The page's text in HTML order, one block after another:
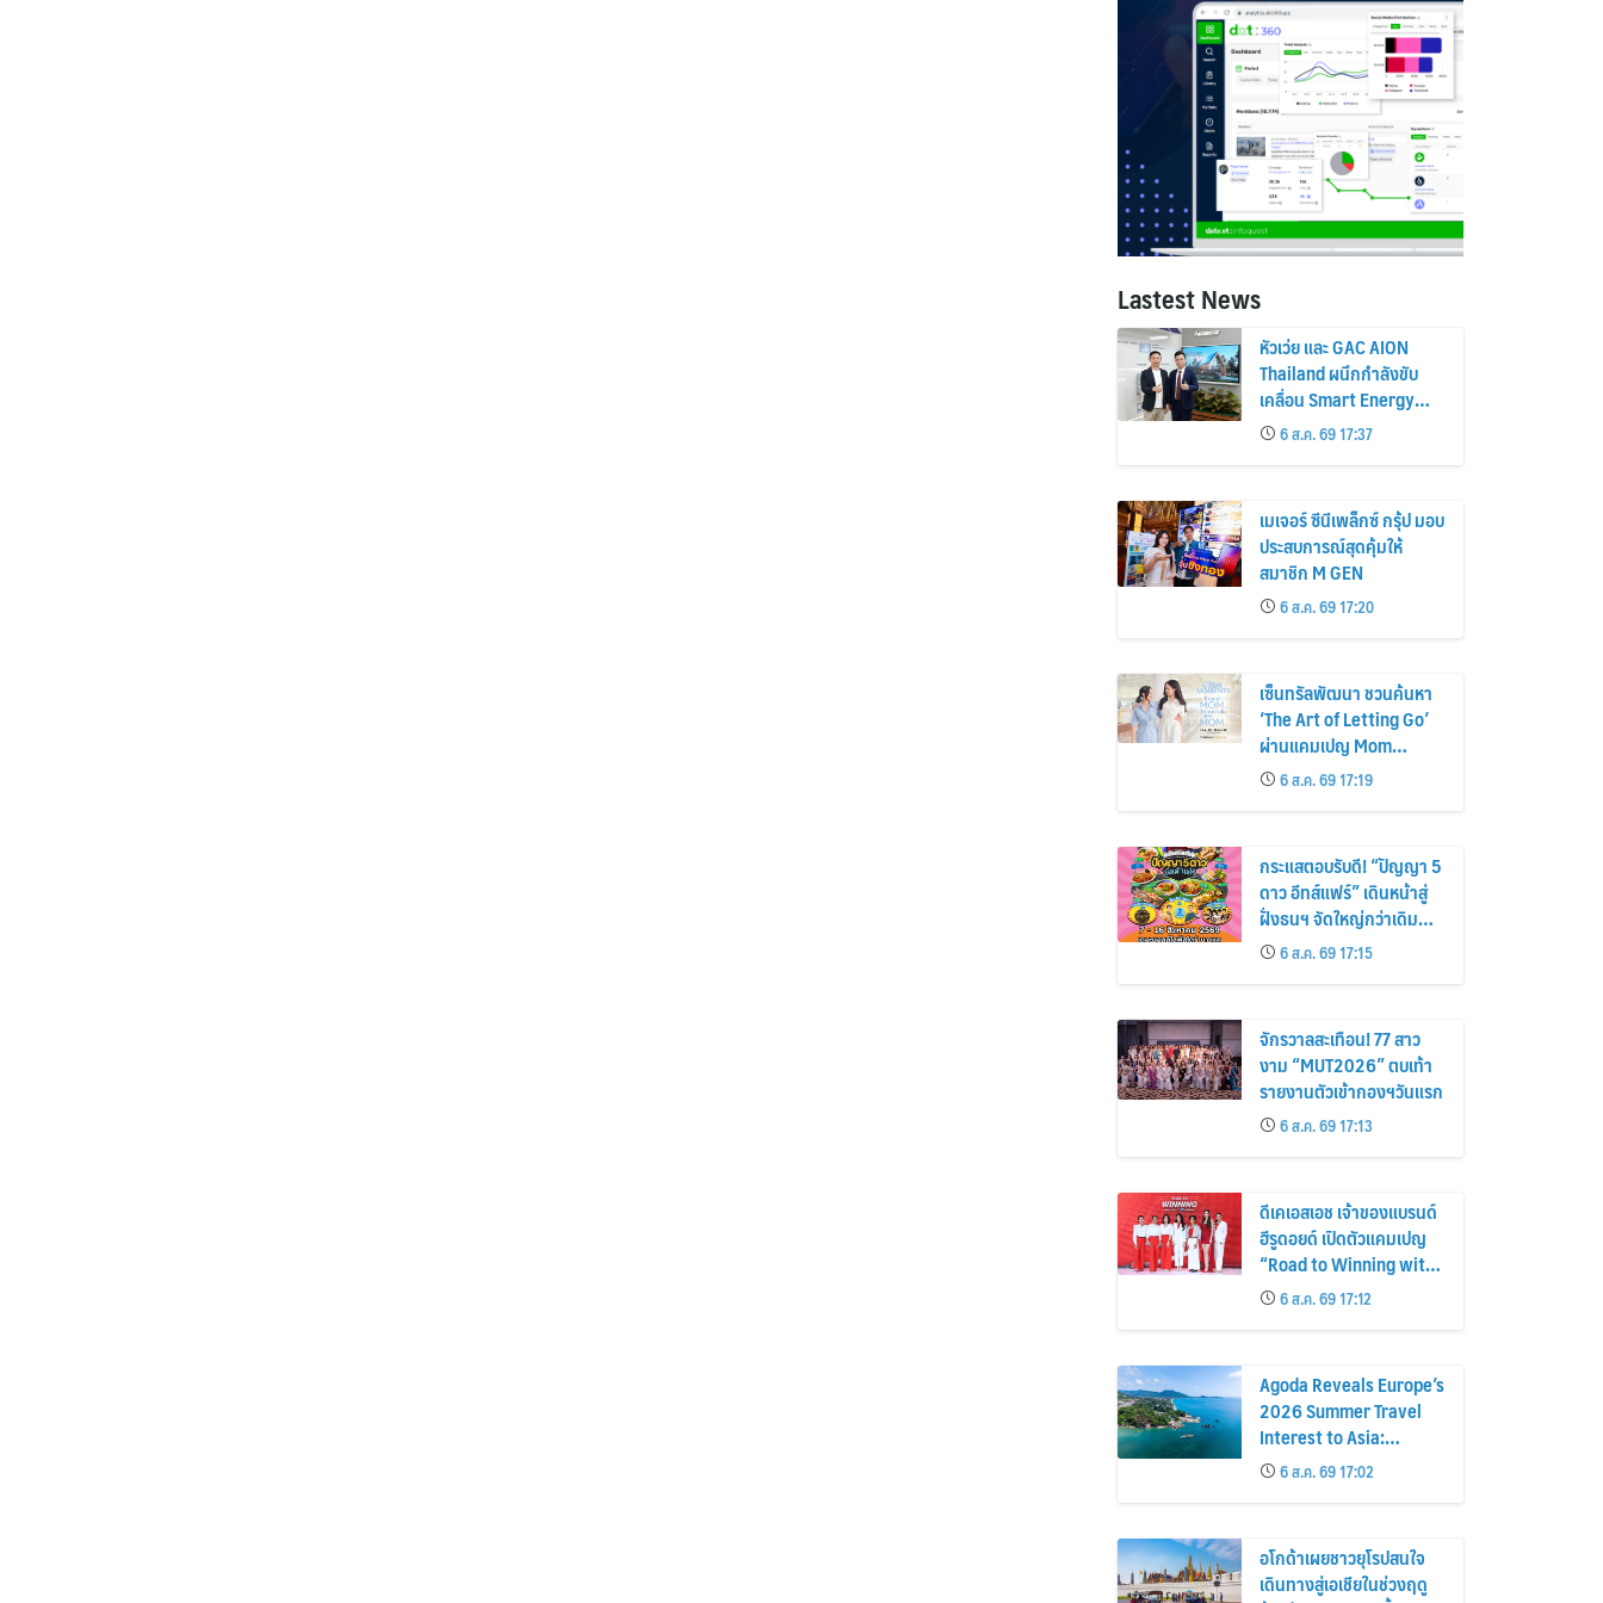
Lastest News
หัวเว่ย และ GAC AION
Thailand ผนึกกำลังขับ
เคลื่อน Smart Energy
Ecosystem เชื่อม GAC
GN8 PHEV รถยนต์ MPV
ระดับพรีเมียม เข้ากับ
พลังงานแสงอาทิตย์ภายใน
บ้าน
6 ส.ค. 69 17:37
เมเจอร์ ซีนีเพล็กซ์ กรุ้ป มอบ
ประสบการณ์สุดคุ้มให้
สมาชิก M GEN
6 ส.ค. 69 17:20
เซ็นทรัลพัฒนา ชวนค้นหา
‘The Art of Letting Go’
ผ่านแคมเปญ Mom
Moments: Proud Mom.
Proud of My Mom.
6 ส.ค. 69 17:19
กระแสตอบรับดี! “ปัญญา 5
ดาว อีทส์แฟร์” เดินหน้าสู่
ฝั่งธนฯ จัดใหญ่กว่าเดิม
ร้านเด็ดเพิ่ม อิ่มฟิน 10 วัน
เต็ม!
6 ส.ค. 69 17:15
จักรวาลสะเทือน! 77 สาว
งาม “MUT2026” ตบเท้า
รายงานตัวเข้ากองฯวันแรก
6 ส.ค. 69 17:13
ดีเคเอสเอช เจ้าของแบรนด์
ฮีรูดอยด์ เปิดตัวแคมเปญ
“Road to Winning with
the MPS Science”
6 ส.ค. 69 17:12
Agoda Reveals Europe’s
2026 Summer Travel
Interest to Asia:
Bangkok, Koh Samui,
and Pattaya Among the
Top Cities
6 ส.ค. 69 17:02
อโกด้าเผยชาวยุโรปสนใจ
เดินทางสู่เอเชียในช่วงฤดู